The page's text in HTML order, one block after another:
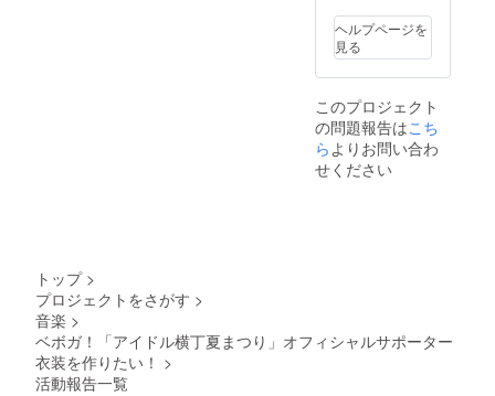
ヘルプページを
見る
このプロジェクト
の問題報告はこち
らよりお問い合わ
せください
トップ >
プロジェクトをさがす >
音楽 >
ベボガ！「アイドル横丁夏まつり」オフィシャルサポーター
衣装を作りたい！ >
活動報告一覧